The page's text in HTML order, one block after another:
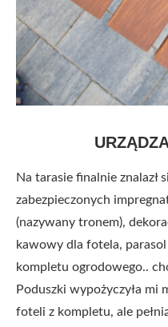
Na tarasie finalnie znalazł
zabezpieczonych
(nazywany tronem),
kawowy dla fotela,
kompletu ogrodowego..
Poduszki wypożyczyła mi
foteli z kompletu, ale